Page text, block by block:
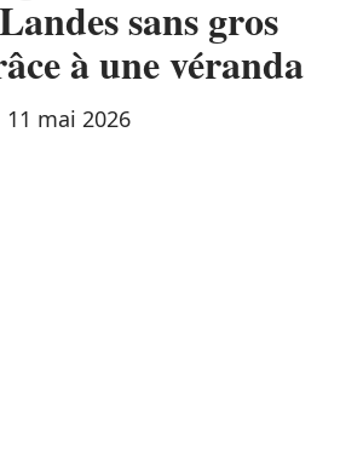
sans gros
à une véranda
11 mai 2026